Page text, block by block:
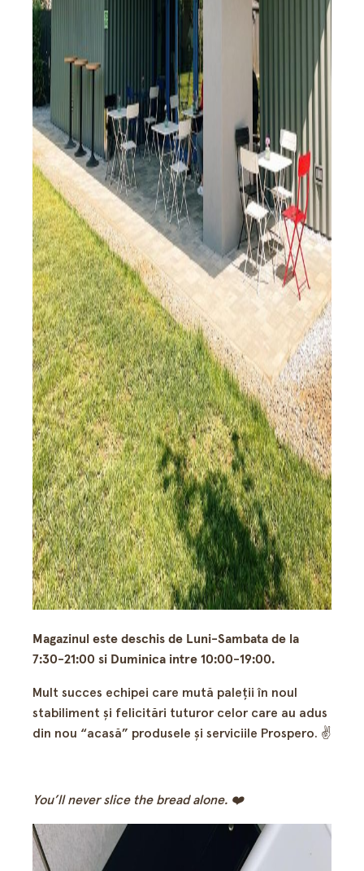
Magazinul este deschis de Luni-Sambata de la
7:30-21:00 si Duminica intre 10:00-19:00.
Mult succes echipei care mută paleţii în noul
stabiliment şi felicitări tuturor celor care au adus
din nou “acasă” produsele şi serviciile Prospero. ✌️️
You’ll never slice the bread alone. ❤️